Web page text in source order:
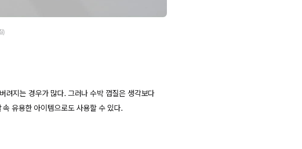
)
려지는 경우가 많다. 그러나 수박 껍질은 생각보다
유용한 아이템으로도 사용할 수 있다.